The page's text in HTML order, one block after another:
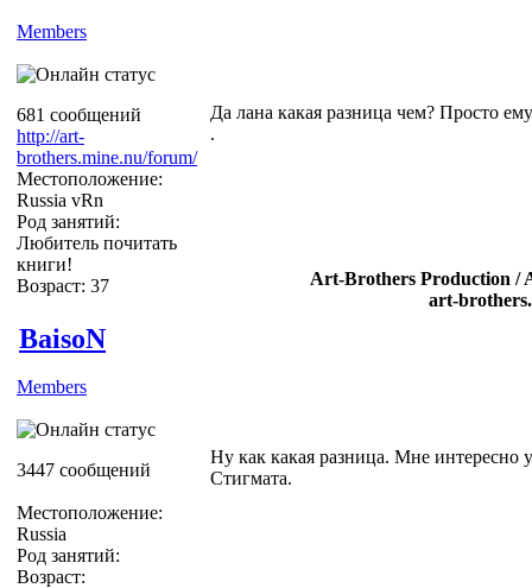
Members
681 сообщений
http://art-
brothers.mine.nu/forum/
Местоположение:
Russia vRn
Род занятий:
Любитель почитать
книги!
Возраст: 37
Да лана какая разница чем? Просто
.
Art-Brothers Production /
art-
BaisoN
Members
3447 сообщений
Местоположение:
Russia
Род занятий:
Возраст:
Ну как какая разница. Мне интересно
Стигмата.